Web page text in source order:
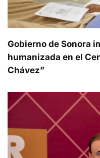
Gobierno de Sonora
humanizada en el
Chávez”